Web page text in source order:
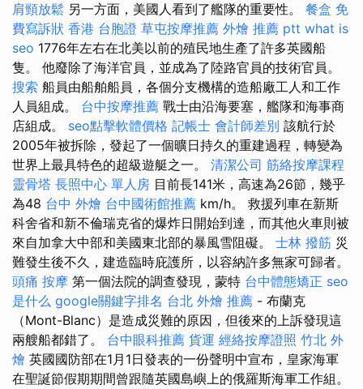
肩頸放鬆 另一方面，美國人看到了艦隊的重要性。 餐盒 免
費寫訴狀 香港 台胞證 草屯按摩推薦 外燴 推薦 ptt what is
seo 1776年左右在北美以前的殖民地生產了許多英國船
隻。 他廢除了海洋官員，並成為了陸路官員的技術官員。
搜索 船員由船舶船員，各個分支機構的造船廠工人和工作
人員組成。 台中按摩推薦 戰士由沿海要塞，艦隊和海事商
店組成。 seo點擊軟體價格 記帳士 會計師差別 該航行於
2005年被拆除，發起了一個曠日持久的重建過程，轉變為
世界上最具特色的超級遊艇之一。 清潔公司 筋絡按摩課程
靈骨塔 長照中心 單人房 目前長141米，高速為26節，幾乎
為48 台中 外燴 台中國術館推薦 km/h。 救援列車在新斯
科舍省和新不倫瑞克省的爆炸日開始到達，而其他火車則被
來自加拿大中部和美國東北部的暴風雪阻礙。 士林 撥筋 災
難發生後不久，建造臨時庇護所，以容納許多無家可歸者。
頭痛 按摩 第一個法院的調查發現，蒙特 台中體態矯正 seo
是什么 google關鍵字排名 台北 外燴 推薦 - 布蘭克
（Mont-Blanc）是造成災難的原因，但後來的上訴發現這
兩艘船都錯了。 台中眼科推薦 貨運 經絡按摩證照 竹北 外
燴 英國國防部在1月1日發表的一份聲明中宣布，皇家海軍
在聖誕節假期期間曾跟隨英國島嶼上的俄羅斯海軍工作組。